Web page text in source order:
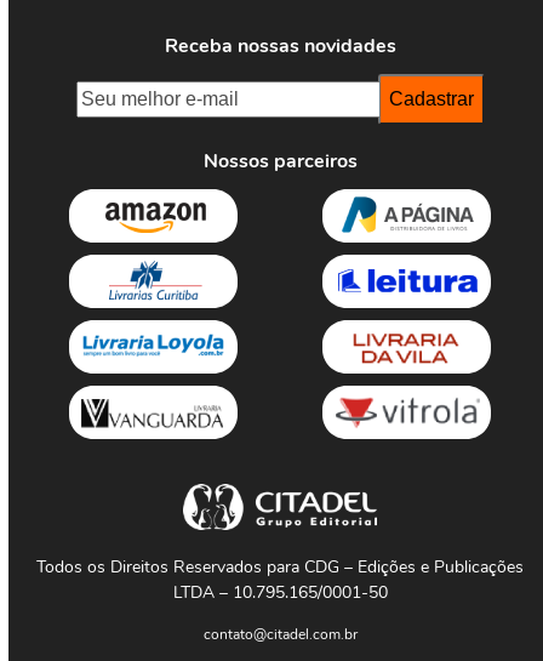
Receba nossas novidades
Nossos parceiros
Todos os Direitos Reservados para CDG – Edições e Publicações
LTDA – 10.795.165/0001-50
contato@citadel.com.br